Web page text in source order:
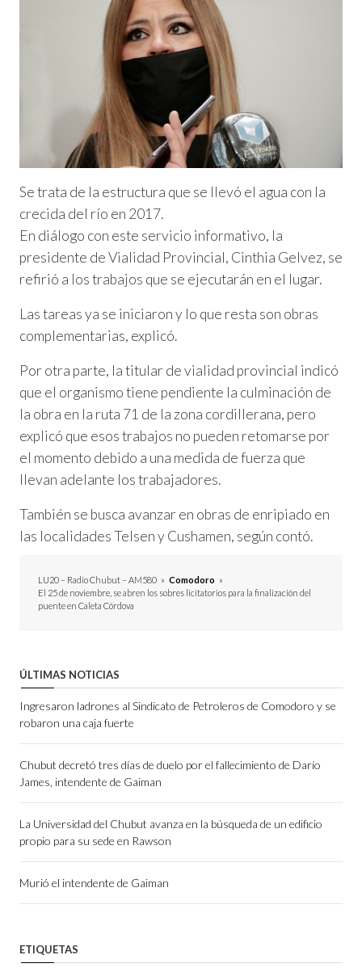
Se trata de la estructura que se llevó el agua con la
crecida del río en 2017.
En diálogo con este servicio informativo, la
presidente de Vialidad Provincial, Cinthia Gelvez, se
refirió a los trabajos que se ejecutarán en el lugar.
Las tareas ya se iniciaron y lo que resta son obras
complementarias, explicó.
Por otra parte, la titular de vialidad provincial indicó
que el organismo tiene pendiente la culminación de
la obra en la ruta 71 de la zona cordillerana, pero
explicó que esos trabajos no pueden retomarse por
el momento debido a una medida de fuerza que
llevan adelante los trabajadores.
También se busca avanzar en obras de enripiado en
las localidades Telsen y Cushamen, según contó.
LU20 – Radio Chubut – AM580 » Comodoro »
El 25 de noviembre, se abren los sobres licitatorios para la finalización del
puente en Caleta Córdova
ÚLTIMAS NOTICIAS
Ingresaron ladrones al Sindicato de Petroleros de Comodoro y se
robaron una caja fuerte
Chubut decretó tres días de duelo por el fallecimiento de Darío
James, intendente de Gaiman
La Universidad del Chubut avanza en la búsqueda de un edificio
propio para su sede en Rawson
Murió el intendente de Gaiman
ETIQUETAS